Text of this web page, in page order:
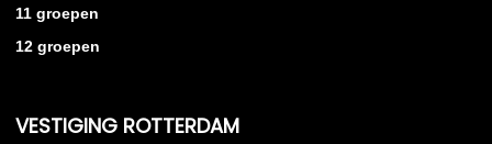
11 groepen
12 groepen
VESTIGING ROTTERDAM